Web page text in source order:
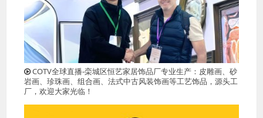
COTV全球直播-栾城区恒艺家居饰品厂专业生产：皮雕画、砂
岩画、珍珠画、组合画、法式中古风装饰画等工艺饰品，源头工
厂，欢迎大家光临！